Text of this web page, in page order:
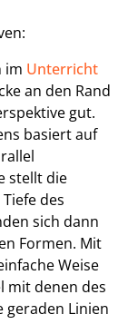
im Unterricht
an den Rand
gut.
basiert auf
stellt die
des
sich dann
Formen. Mit
Weise
mit denen des
Linien